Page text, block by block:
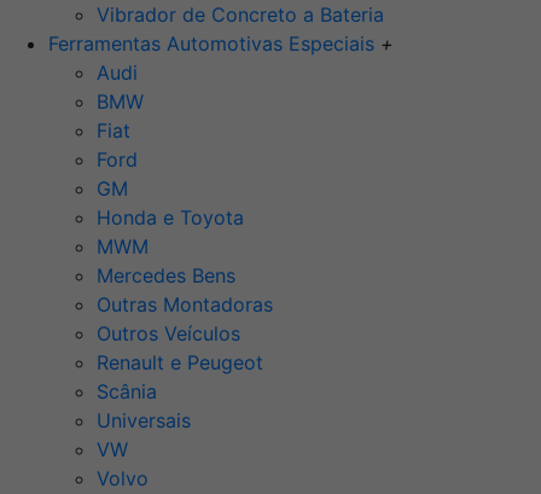
Vibrador de Concreto a Bateria
Ferramentas Automotivas Especiais +
Audi
BMW
Fiat
Ford
GM
Honda e Toyota
MWM
Mercedes Bens
Outras Montadoras
Outros Veículos
Renault e Peugeot
Scânia
Universais
VW
Volvo